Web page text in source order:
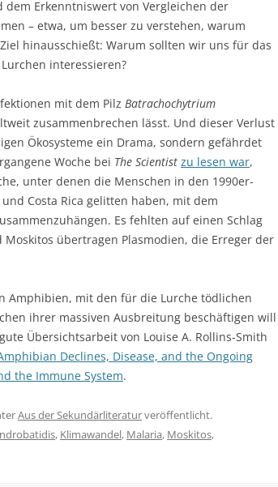
Erkenntniswert von Vergleichen der
– etwa, um besser zu verstehen, warum
hinausschießt: Warum sollten wir uns für das
interessieren?
mit dem Pilz Batrachochytrium
zusammenbrechen lässt. Und dieser Verlust
Ökosysteme ein Drama, sondern gefährdet
Woche bei The Scientist zu lesen war,
unter denen die Menschen in den 1990er-
Costa Rica gelitten haben, mit dem
Es fehlten auf einen Schlag
übertragen Plasmodien, die Erreger der
Amphibien, mit den für die Lurche tödlichen
ihrer massiven Ausbreitung beschäftigen will
Übersichtsarbeit von Louise A. Rollins-Smith
Declines, Disease, and the Ongoing
the Immune System.
Aus der Sekundärliteraturveröffentlicht.
, Klimawandel, Malaria, Moskitos,